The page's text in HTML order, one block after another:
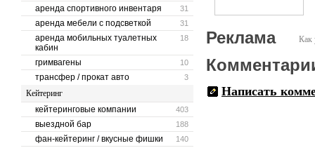
31
аренда спортивного инвентаря
31
аренда мебели с подсветкой
18
аренда мобильных туалетных
кабин
10
гримвагены
3
трансфер / прокат авто
Кейтеринг
403
кейтеринговые компании
188
выездной бар
140
фан-кейтеринг / вкусные фишки
Как
Реклама
Написать